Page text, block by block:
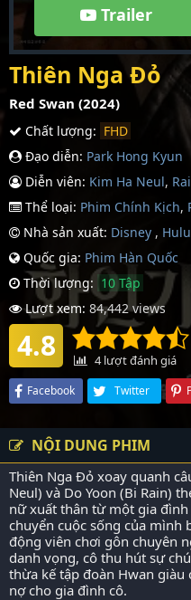
Trailer
Thiên Nga Đỏ
Red Swan (2024)
Chất lượng: FHD
Đạo diễn: Park Hong Kyun
Diễn viên: Kim Ha Neul,
Thể loại: Phim Chính Kịch,
Nhà sản xuất: Disney , Hulu
Quốc gia: Phim Hàn Quốc
Thời lượng: 10 Tập
Lượt xem: 84,442 views
4.8 4lượt đánh giá
Facebook Twitter
NỘI DUNG PHIM
Thiên Nga Đỏ xoay quanh
Neul) và Do Yoon (Bi Rain)
nữ xuất thân từ một gia
chuyển cuộc sống của mình
động viên chơi gôn chuyên
danh vọng, cô thu hút sự
thừa kế tập đoàn Hwan giàu
nợ cho gia đình cô.